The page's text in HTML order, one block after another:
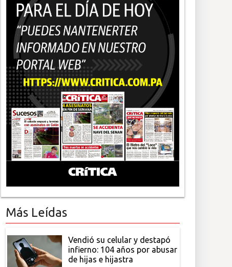
Más Leídas
Vendió su celular y destapó
infierno: 104 años por abusar
de hijas e hijastra